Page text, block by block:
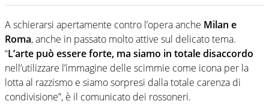
A schierarsi apertamente contro l’opera anche Milan e
Roma, anche in passato molto attive sul delicato tema.
“L’arte può essere forte, ma siamo in totale disaccordo
nell’utilizzare l’immagine delle scimmie come icona per la
lotta al razzismo e siamo sorpresi dalla totale carenza di
condivisione”, è il comunicato dei rossoneri.